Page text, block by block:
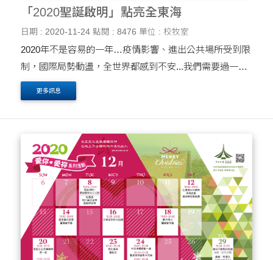
「2020聖誕啟明」點亮全東海
日期 : 2020-11-24 點閱 : 8476 單位 : 校牧室
2020年不是容易的一年…疫情影響、進出公共場所受到限
制，國際局勢動盪，全世界都感到不安...我們需要過一個
能為你帶來平安快樂的聖誕節！邀請你來「聖誕啟明」，
在這個聖誕節得到鼓勵及祝福！
更多訊息